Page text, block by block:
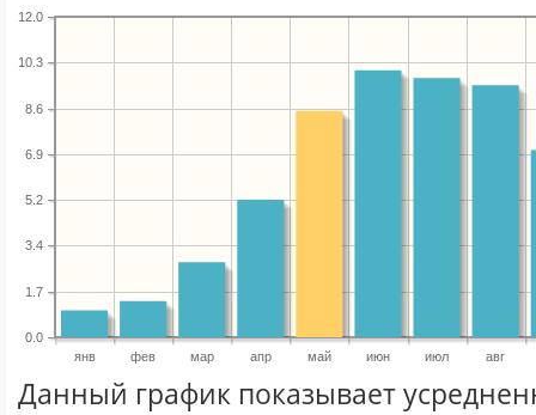
янв фев мар апр май июн июл авг
0.0
1.7
3.4
5.2
6.9
8.6
10.3
12.0
Данный график показывает